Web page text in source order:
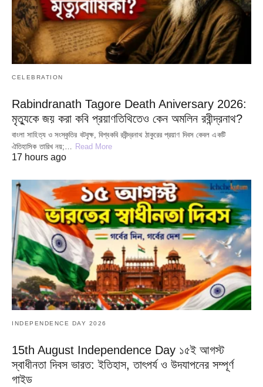
CELEBRATION
Rabindranath Tagore Death Aniversary 2026:
মৃত্যুকে জয় করা কবি প্রয়াণতিথিতেও কেন অমলিন রবীন্দ্রনাথ?
বাংলা সাহিত্য ও সংস্কৃতির বটবৃক্ষ, বিশ্বকবি রবীন্দ্রনাথ ঠাকুরের প্রয়াণ দিবস কেবল একটি
ঐতিহাসিক তারিখ নয়;… Read More
17 hours ago
INDEPENDENCE DAY 2026
15th August Independence Day ১৫ই আগস্ট
স্বাধীনতা দিবস ভারত: ইতিহাস, তাৎপর্য ও উদযাপনের সম্পূর্ণ
গাইড